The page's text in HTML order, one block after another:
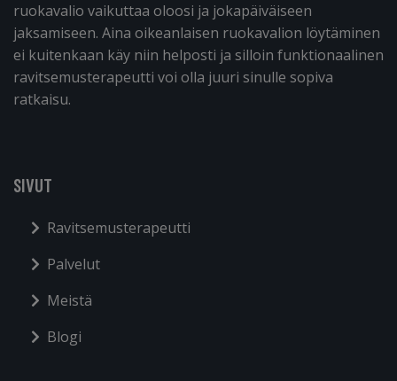
ruokavalio vaikuttaa oloosi ja jokapäiväiseen
jaksamiseen. Aina oikeanlaisen ruokavalion löytäminen
ei kuitenkaan käy niin helposti ja silloin funktionaalinen
ravitsemusterapeutti voi olla juuri sinulle sopiva
ratkaisu.
SIVUT
Ravitsemusterapeutti
Palvelut
Meistä
Blogi